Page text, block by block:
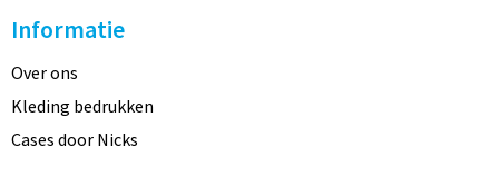
Informatie
Over ons
Kleding bedrukken
Cases door Nicks